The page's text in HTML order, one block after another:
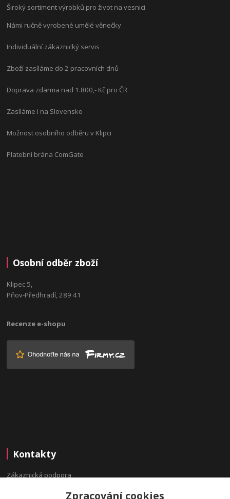
Široký sortiment výrobků pro život na vesnici
Námi ručně vyrobené umělé věnečky
Individuální zákaznický servis
Zboží zasíláme do 2 pracovních dnů
Doprava zdarma nad 1.800,- Kč pro ČR
Zasíláme i na Slovensko
Možnost osobního odběru v Klipci
Platební brána ComGate
Osobní odběr zboží
Klipec 5,
Pňov-Předhradí, 289 41
Recenze e-shopu
Kontakty
Zákaznická podpora
Zpracování cookies